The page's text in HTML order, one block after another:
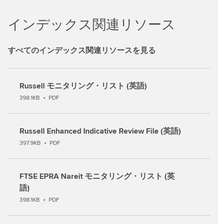
インデックス関連リソース
すべてのインデックス関連リソースを見る
Russell モニタリング・リスト (英語)
398.1KB • PDF
Russell Enhanced Indicative Review File (英語)
397.9KB • PDF
FTSE EPRA Nareit モニタリング・リスト (英
語)
398.1KB • PDF